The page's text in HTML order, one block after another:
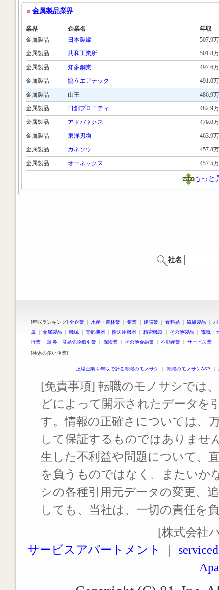
金属製品業界
業界 企業名
年収
金属製品
日本製罐
507.9万
金属製品
共和工業所
501.8万
金属製品
知多鋼業
497.6万
金属製品
協立エアテック
491.0万
金属製品
山王
486.9万
金属製品
日創プロニティ
482.9万
金属製品
アドバネクス
479.0万
金属製品
東洋刄物
463.9万
金属製品
カネソウ
457.8万
金属製品
オーネックス 457.5万
もっと
社名
[年収ランキング] 全企業 | 水産・農林業 | 鉱業 | 建設業 | 食料品 | 繊維製品 |
属 | 金属製品 | 機械 | 電気機器 | 輸送用機器 | 精密機器 | その他製品 | 電気・
行業 | 証券、商品先物取引業 | 保険業 | その他金融業 | 不動産業 | サービス業
[検索の多い企業]
上場企業を年収で計る転職のモノサシ ｜ 転職のモノサシASP ｜
[免責事項] 転職のモノサシでは
どによって開示されたデータを
す。情報の正確さについては、
して保証するものではありませ
生した不利益や問題について、
を負うものではなく、またいか
シの各種引用元データの変更、
しても、当社は、一切の責任を
[株式会社
サービスアパートメント